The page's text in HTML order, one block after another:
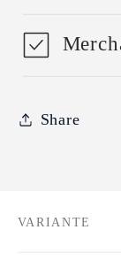
Share
Tu
VARIANTE